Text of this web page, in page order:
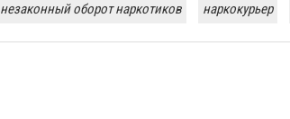
незаконный оборот наркотиков наркокурьер